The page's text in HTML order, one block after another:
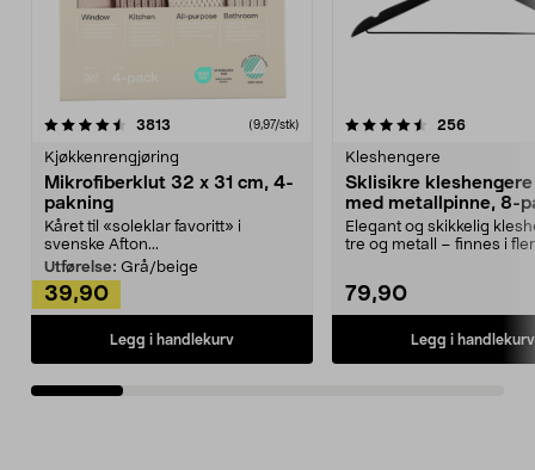
3813 anmeldelser(9,97/stk)
Kjøkkenrengjøring
Mikrofiberklut 32 x 31 cm, 4-
pakning
Kåret til «soleklar favoritt» i
svenske Afton...
Utførelse: Grå/beige
39,90
Legg i handlekurv
4.5av 5 stjerner 256
Kleshengere
Sklisikre
med metallpinne, 8-
Elegant og skikkelig
tre og metall – finnes i
79,90
Legg i handlekurv
4.5av 5 stjerner